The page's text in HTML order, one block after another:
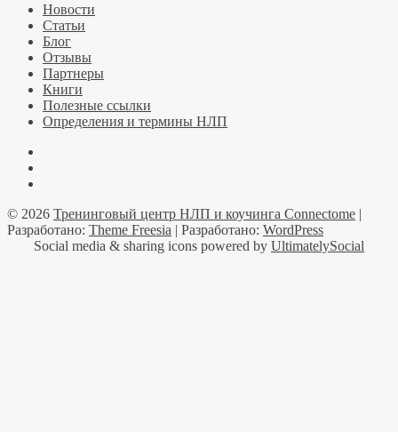
Новости
Статьи
Блог
Отзывы
Партнеры
Книги
Полезные ссылки
Определения и термины НЛП
© 2026 Тренинговый центр НЛП и коучинга Connectome |
Разработано: Theme Freesia | Разработано: WordPress
Social media & sharing icons powered by UltimatelySocial